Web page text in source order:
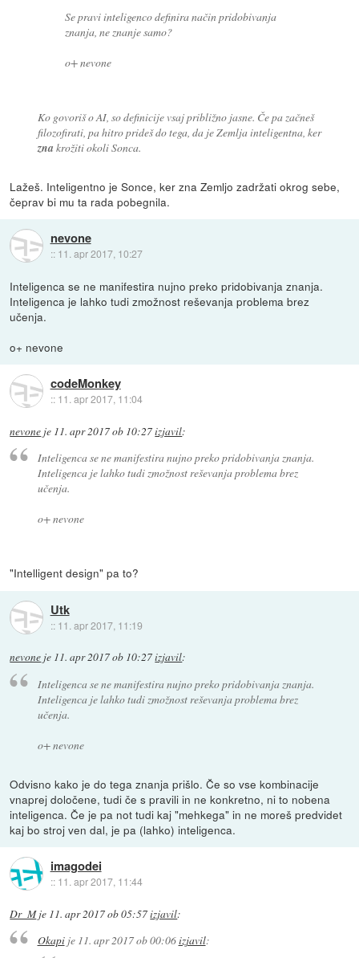
Se pravi inteligenco definira način pridobivanja
znanja, ne znanje samo?
o+ nevone
Ko govoriš o AI, so definicije vsaj približno jasne. Če pa začneš
filozofirati, pa hitro prideš do tega, da je Zemlja inteligentna, ker
zna krožiti okoli Sonca.
Lažeš. Inteligentno je Sonce, ker zna Zemljo zadržati okrog sebe,
čeprav bi mu ta rada pobegnila.
nevone
:: 11. apr 2017, 10:27
Inteligenca se ne manifestira nujno preko pridobivanja znanja.
Inteligenca je lahko tudi zmožnost reševanja problema brez
učenja.
o+ nevone
codeMonkey
:: 11. apr 2017, 11:04
nevone je 11. apr 2017 ob 10:27izjavil:
Inteligenca se ne manifestira nujno preko pridobivanja znanja.
Inteligenca je lahko tudi zmožnost reševanja problema brez
učenja.
o+ nevone
"Intelligent design" pa to?
Utk
:: 11. apr 2017, 11:19
nevone je 11. apr 2017 ob 10:27izjavil:
Inteligenca se ne manifestira nujno preko pridobivanja znanja.
Inteligenca je lahko tudi zmožnost reševanja problema brez
učenja.
o+ nevone
Odvisno kako je do tega znanja prišlo. Če so vse kombinacije
vnaprej določene, tudi če s pravili in ne konkretno, ni to nobena
inteligenca. Če je pa not tudi kaj "mehkega" in ne moreš predvidet
kaj bo stroj ven dal, je pa (lahko) inteligenca.
imagodei
:: 11. apr 2017, 11:44
Dr_Mje 11. apr 2017 ob 05:57izjavil:
Okapije 11. apr 2017 ob 00:06izjavil: